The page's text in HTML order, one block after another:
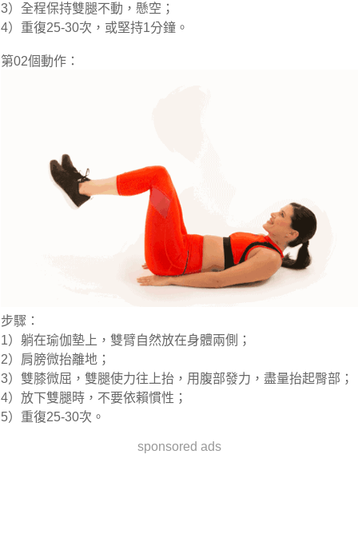
3）全程保持雙腿不動，懸空；
4）重復25-30次，或堅持1分鐘。
第02個動作：
步驟：
1）躺在瑜伽墊上，雙臂自然放在身體兩側；
2）肩膀微抬離地；
3）雙膝微屈，雙腿使力往上抬，用腹部發力，盡量抬起臀部；
4）放下雙腿時，不要依賴慣性；
5）重復25-30次。
sponsored ads